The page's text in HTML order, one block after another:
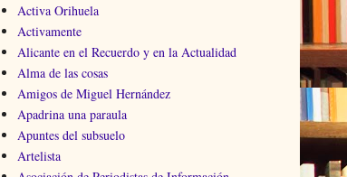
Activa Orihuela
Activamente
Alicante en el Recuerdo y en la Actualidad
Alma de las cosas
Amigos de Miguel Hernández
Apadrina una paraula
Apuntes del subsuelo
Artelista